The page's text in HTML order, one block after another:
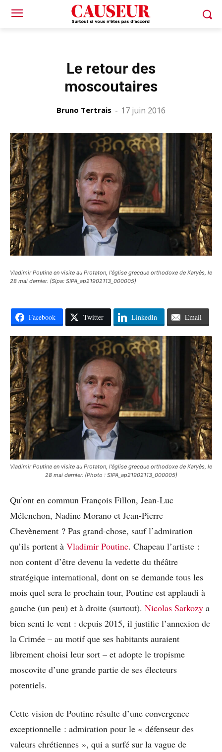
Le retour des
moscoutaires
Bruno Tertrais - 17 juin 2016
Vladimir Poutine en visite au Protaton, l'église grecque orthodoxe de Karyès, le
28 mai dernier. (Sipa: SIPA_ap21902113_000005)
Facebook Twitter LinkedIn Email
Vladimir Poutine en visite au Protaton, l'église grecque orthodoxe de Karyès, le
28 mai dernier. (Photo : SIPA_ap21902113_000005)
Qu’ont en commun François Fillon, Jean-Luc
Mélenchon, Nadine Morano et Jean-Pierre
Chevènement ? Pas grand-chose, sauf l’admiration
qu’ils portent à Vladimir Poutine. Chapeau l’artiste :
non content d’être devenu la vedette du théâtre
stratégique international, dont on se demande tous les
mois quel sera le prochain tour, Poutine est applaudi à
gauche (un peu) et à droite (surtout). Nicolas Sarkozy a
bien senti le vent : depuis 2015, il justifie l’annexion de
la Crimée – au motif que ses habitants auraient
librement choisi leur sort – et adopte le tropisme
moscovite d’une grande partie de ses électeurs
potentiels.
Cette vision de Poutine résulte d’une convergence
exceptionnelle : admiration pour le « défenseur des
valeurs chrétiennes », qui a surfé sur la vague de